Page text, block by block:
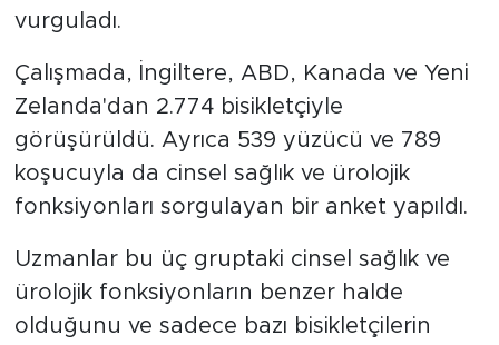
vurguladı.
Çalışmada, İngiltere, ABD, Kanada ve Yeni
Zelanda'dan 2.774 bisikletçiyle
görüşürüldü. Ayrıca 539 yüzücü ve 789
koşucuyla da cinsel sağlık ve ürolojik
fonksiyonları sorgulayan bir anket yapıldı.
Uzmanlar bu üç gruptaki cinsel sağlık ve
ürolojik fonksiyonların benzer halde
olduğunu ve sadece bazı bisikletçilerin